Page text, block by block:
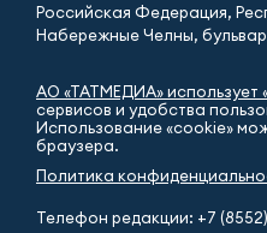
Российская Федерация,
Набережные Челны,
АО «ТАТМЕДИА» использует
сервисов и удобства
Использование «cookie»
браузера.
Политика
Телефон редакции: +7